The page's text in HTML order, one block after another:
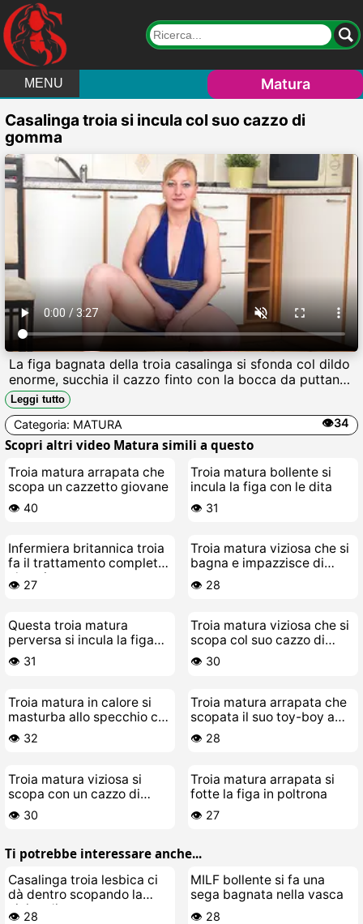
MENU Matura
Casalinga troia si incula col suo cazzo di
gomma
La figa bagnata della troia casalinga si sfonda col dildo
enorme, succhia il cazzo finto con la bocca da puttana,
geme come una zoccola mentre si scopa il buco
fradicio e si bagna di sborra finta.
Leggi tutto
Categoria: MATURA 👁️34
Scopri altri video Matura simili a questo
Troia matura arrapata che
scopa un cazzetto giovane
👁️ 40
Troia matura bollente si
incula la figa con le dita
👁️ 31
Infermiera britannica troia
fa il trattamento completo
al paziente
👁️ 27
Troia matura viziosa che si
bagna e impazzisce di
cazzo
👁️ 28
Questa troia matura
perversa si incula la figa
con le dita
👁️ 31
Troia matura viziosa che si
scopa col suo cazzo di
gomma
👁️ 30
Troia matura in calore si
masturba allo specchio con
il culo
👁️ 32
Troia matura arrapata che
scopata il suo toy-boy a
cavalcioni al contrario
👁️ 28
Troia matura viziosa si
scopa con un cazzo di
gomma
👁️ 30
Troia matura arrapata si
fotte la figa in poltrona
👁️ 27
Ti potrebbe interessare anche...
Casalinga troia lesbica ci
dà dentro scopando la
vicina di casa
👁️ 28
MILF bollente si fa una
sega bagnata nella vasca
👁️ 28